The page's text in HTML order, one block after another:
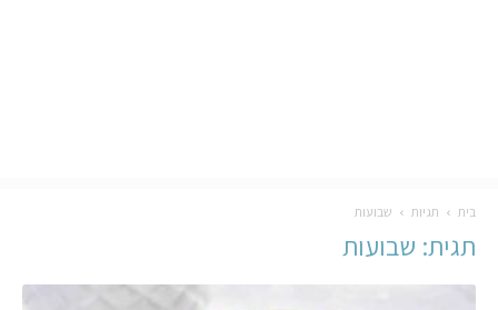
בית תגיות שבועות
תגית: שבועות